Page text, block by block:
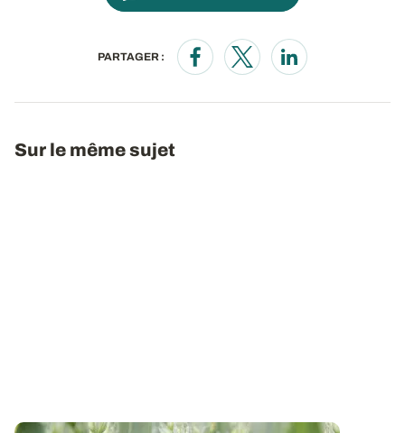
PARTAGER :
Opens in a new window
Opens in a new window
Opens in a new
Sur le même sujet